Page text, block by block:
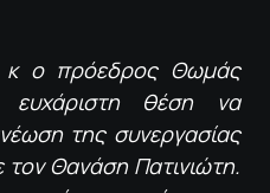
ο πρόεδρος Θωμάς
ευχάριστη θέση να
της συνεργασίας
τον Θανάση Πατινιώτη.